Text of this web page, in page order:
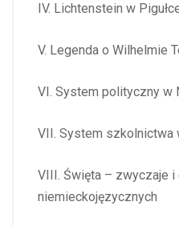
IV. Lichtenstein w
V. Legenda o Wilhelmie
VI. System polityczny w
VII. System szkolnictwa
VIII. Święta – zwyczaje i
niemieckojęzycznych